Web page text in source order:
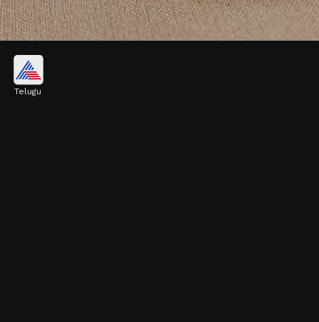
ఇవి అడ్జస్టబుల్ మెట్టెలు. వీటిలో నక్షత్రం, ఆకు, పాము,
Telugu